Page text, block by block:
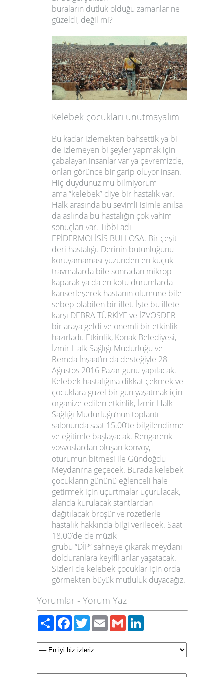
buraların dutluk olduğu zamanlar ne
güzeldi, değil mi?
Kelebek çocukları unutmayalım
Bu kadar izlemekten bahsettik ya bi
de izlemeyen bi şeyler yapmak için
çabalayan insanlar var ya çevremizde,
onları görünce bir garip oluyor insan.
Hiç duydunuz mu bilmiyorum
ama “kelebek” diye bir hastalık var.
Halk arasında bu sevimli isimle anılsa
da aslında bu hastalığın çok vahim
sonuçları var. Tıbbi adı
EPİDERMOLİSİS BULLOSA. Bir çeşit
deri hastalığı. Derinin bütünlüğünü
koruyamaması yüzünden en küçük
travmalarda bile sonradan mikrop
kaparak ya da en kötü durumlarda
kanserleşerek hastanın ölümüne bile
sebep olabilen bir illet. İşte bu illete
karşı DEBRA TÜRKİYE ve İZVOSDER
bir araya geldi ve önemli bir etkinlik
hazırladı. Etkinlik, Konak Belediyesi,
İzmir Halk Sağlığı Müdürlüğü ve
Remda İnşaat’ın da desteğiyle 28
Ağustos 2016 Pazar günü yapılacak.
Kelebek hastalığına dikkat çekmek ve
çocuklara güzel bir gün yaşatmak için
organize edilen etkinlik, İzmir Halk
Sağlığı Müdürlüğü’nün toplantı
salonunda saat 15.00’te bilgilendirme
ve eğitimle başlayacak. Rengarenk
vosvoslardan oluşan konvoy,
oturumun bitmesi ile Gündoğdu
Meydanı‘na geçecek. Burada kelebek
çocukların gününü eğlenceli hale
getirmek için uçurtmalar uçurulacak,
alanda kurulacak stantlardan
dağıtılacak broşür ve rozetlerle
hastalık hakkında bilgi verilecek. Saat
18.00’de de müzik
grubu “DİP” sahneye çıkarak meydanı
dolduranlara keyifli anlar yaşatacak.
Sizleri de kelebek çocuklar için orda
görmekten büyük mutluluk duyacağız.
Yorumlar - Yorum Yaz
PaylaşFacebook
TwitterEmailGmail